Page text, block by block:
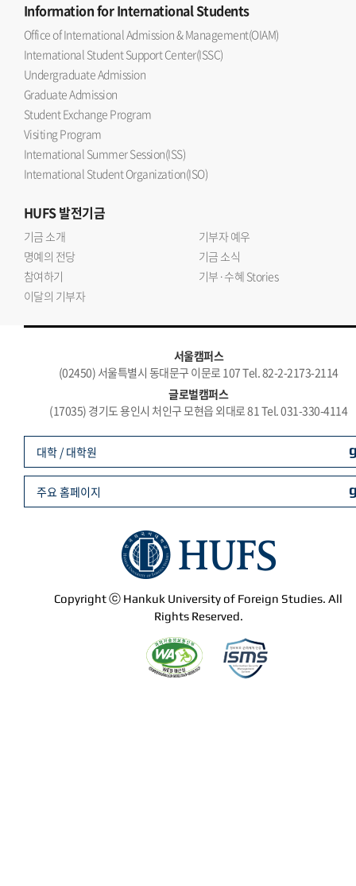
Informationfor International Students
Office of International Admission & Management(OIAM)
International Student Support Center(ISSC)
Undergraduate Admission
Graduate Admission
Student Exchange Program
Visiting Program
International Summer Session(ISS)
International Student Organization(ISO)
HUFS발전기금
기금 소개
기부자 예우
명예의 전당
기금 소식
참여하기
기부·수혜 Stories
이달의 기부자
서울캠퍼스
(02450) 서울특별시 동대문구 이문로 107 Tel. 82-2-2173-2114
글로벌캠퍼스
(17035) 경기도 용인시 처인구 모현읍 외대로 81 Tel. 031-330-4114
Copyright ⓒ Hankuk University of Foreign Studies. All
Rights Reserved.
대학 / 대학원
주요 홈페이지